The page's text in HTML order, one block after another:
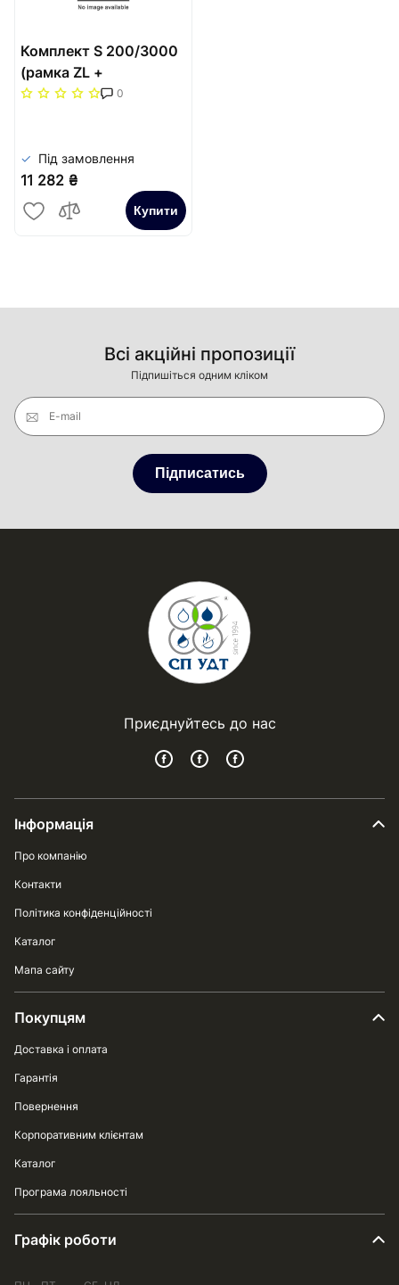
Комплект S 200/3000
(рамка ZL +
повздовжня решітка
0
Під замовлення
11 282 ₴
Купити
Всі акційні пропозиції
Підпишіться одним кліком
E-mail
Підписатись
Приєднуйтесь до нас
Інформація
Про компанію
Контакти
Політика конфіденційності
Каталог
Мапа сайту
Покупцям
Доставка і оплата
Гарантія
Повернення
Корпоративним клієнтам
Каталог
Програма лояльності
Графік роботи